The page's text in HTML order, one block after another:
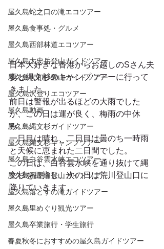
屋久島蛇之口の滝エコツアー
屋久島食事処・グルメ
屋久島西部林道エコツアー
屋久島太忠岳登山ガイドツアー
屋久島大和杉登山ガイドツアー
屋久島沢登りエコツアー
屋久島動画
屋久島縄文杉ガイドツアー
屋久島縄文杉キャンプツアー
屋久島白谷雲水峡エコツアー
屋久島番屋峰登山ガイドツアー
屋久島落とすの滝ガイドツアー
屋久島里めぐり観光ツアー
屋久島卒業旅行・学生旅行
春夏秋冬におすすめの屋久島ガイドツアー
日本大好きな香港からお越しのSさん夫
妻と縄文杉のキャンプツアーに行って
きました。
前日は警報が出るほどの大雨でした
が、この日は運が良く、梅雨の中休
み。
一日目は晴れ、二日目は曇のち一時雨
と天候に恵まれた二日間でした。
この日は、白谷雲水峡を通り抜けて縄
文杉を目指し、次の日は荒川登山口に
降りていきます。